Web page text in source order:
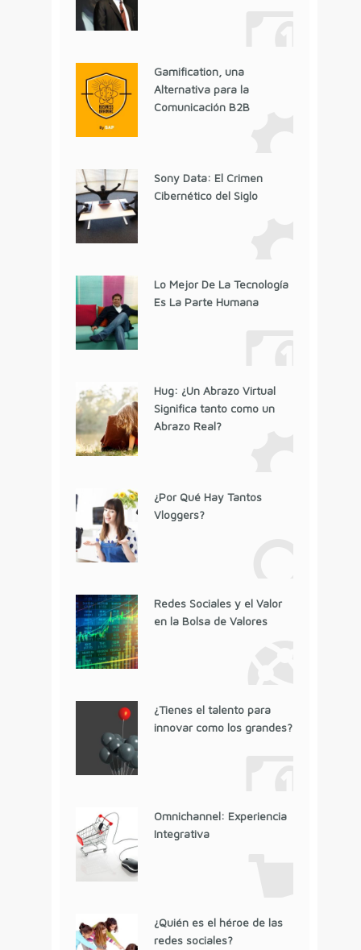
Gamification, una
Alternativa para la
Comunicación B2B
Sony Data: El Crimen
Cibernético del Siglo
Lo Mejor De La Tecnología
Es La Parte Humana
Hug: ¿Un Abrazo Virtual
Significa tanto como un
Abrazo Real?
¿Por Qué Hay Tantos
Vloggers?
Redes Sociales y el Valor
en la Bolsa de Valores
¿Tienes el talento para
innovar como los grandes?
Omnichannel: Experiencia
Integrativa
¿Quién es el héroe de las
redes sociales?